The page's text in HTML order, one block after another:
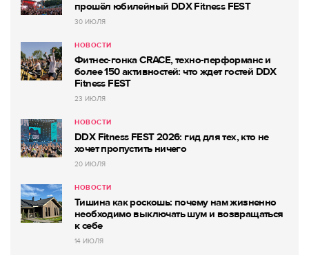
прошёл юбилейный DDX Fitness FEST
30 ИЮЛЯ
НОВОСТИ
Фитнес-гонка CRACE, техно-перформанс и
более 150 активностей: что ждет гостей DDX
Fitness FEST
23 ИЮЛЯ
НОВОСТИ
DDX Fitness FEST 2026: гид для тех, кто не
хочет пропустить ничего
20 ИЮЛЯ
НОВОСТИ
Тишина как роскошь: почему нам жизненно
необходимо выключать шум и возвращаться
к себе
14 ИЮЛЯ